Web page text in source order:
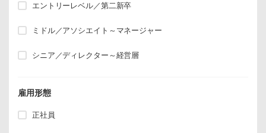
エントリーレベル／第二新卒
ミドル／アソシエイト～マネージャー
シニア／ディレクター～経営層
雇用形態
正社員